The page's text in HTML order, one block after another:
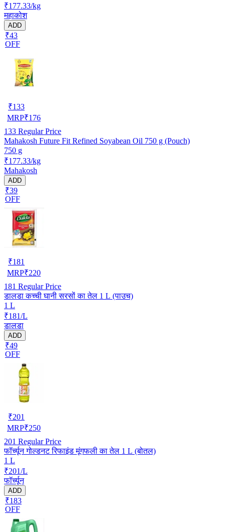
₹177.33/kg
महाकोश
ADD
₹43
OFF
₹133
MRP₹176
133 Regular Price
Mahakosh Future Fit Refined Soyabean Oil 750 g (Pouch)
750 g
₹177.33/kg
Mahakosh
ADD
₹39
OFF
₹181
MRP₹220
181 Regular Price
डालडा कच्ची घानी सरसों का तेल 1 L (पाउच)
1 L
₹181/L
डालडा
ADD
₹49
OFF
₹201
MRP₹250
201 Regular Price
फॉर्च्यून गोल्डनट रिफाइंड मूंगफली का तेल 1 L (बोतल)
1 L
₹201/L
फॉर्च्यून
ADD
₹183
OFF